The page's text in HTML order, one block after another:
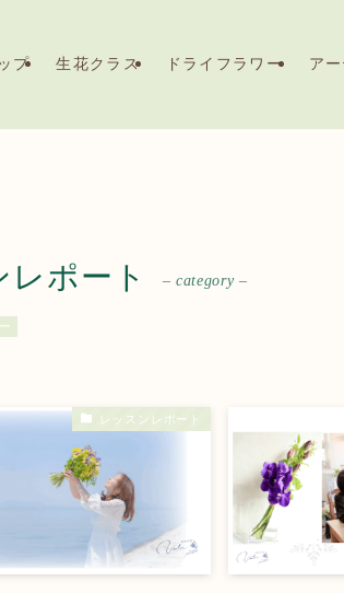
プ 生花クラス ドライフラワー ア
レポート – category –
レッスンレポート